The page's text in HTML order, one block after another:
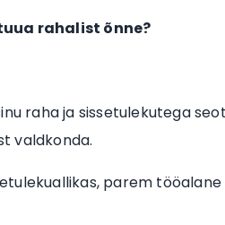
rahalist õnne?
raha ja sissetulekutega
valdkonda.
parem tööalane